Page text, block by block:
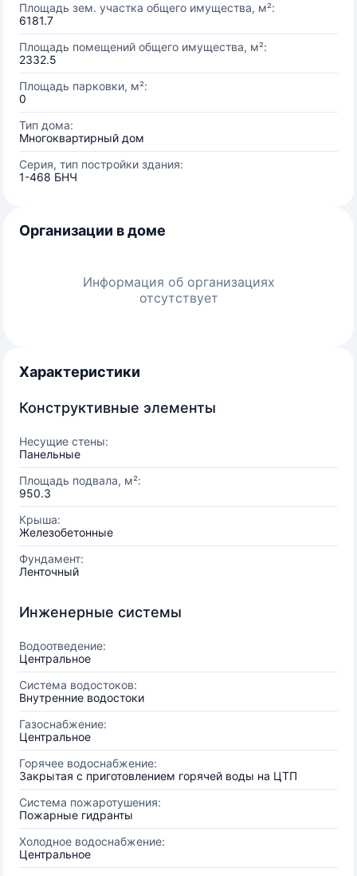
Площадь зем. участка общего имущества, м²:
6181.7
Площадь помещений общего имущества, м²:
2332.5
Площадь парковки, м²:
0
Тип дома:
Многоквартирный дом
Серия, тип постройки здания:
1-468 БНЧ
Организации в доме
Информация об организациях
отсутствует
Характеристики
Конструктивные элементы
Несущие стены:
Панельные
Площадь подвала, м²:
950.3
Крыша:
Железобетонные
Фундамент:
Ленточный
Инженерные системы
Водоотведение:
Центральное
Система водостоков:
Внутренние водостоки
Газоснабжение:
Центральное
Горячее водоснабжение:
Закрытая с приготовлением горячей воды на ЦТП
Система пожаротушения:
Пожарные гидранты
Холодное водоснабжение:
Центральное